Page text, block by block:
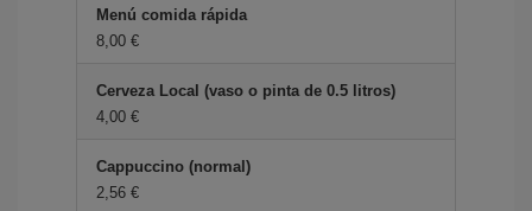
Menú comida rápida
8,00 €
Cerveza Local (vaso o pinta de 0.5 litros)
4,00 €
Cappuccino (normal)
2,56 €